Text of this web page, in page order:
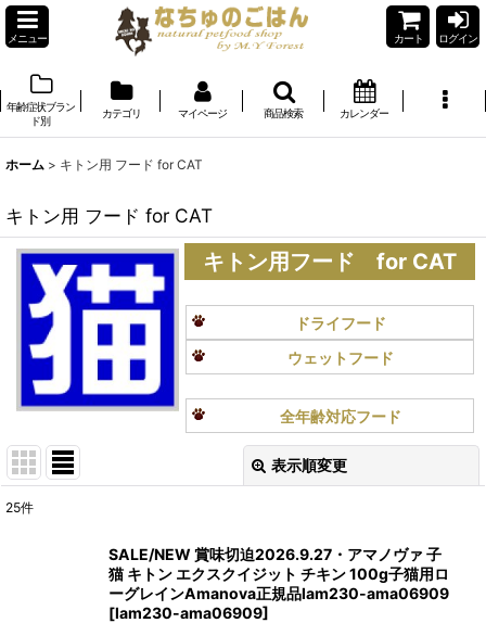
メニュー カート ログイン
年齢症状ブラン
ド別
カテゴリ マイページ 商品検索 カレンダー
ホーム > キトン用 フード for CAT
キトン用 フード for CAT
キトン用フード for CAT
ドライフード
ウェットフード
全年齢対応フード
表示順変更
25件
SALE/NEW 賞味切迫2026.9.27・アマノヴァ 子
猫 キトン エクスクイジット チキン 100g子猫用ロ
ーグレインAmanova正規品lam230-ama06909
[lam230-ama06909]